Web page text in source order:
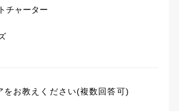
チャーター
をお教えください(複数回答可)